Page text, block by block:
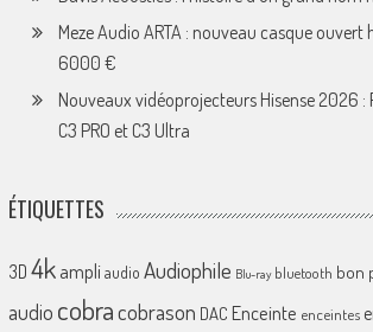
Meze Audio ARTA : nouveau casque
6000 €
Nouveaux vidéoprojecteurs Hisense 2026 :
C3 PRO et C3 Ultra
ÉTIQUETTES
3D 4k ampliaudio Audiophile Blu-ray bluetooth bon
audio cobracobrason DAC Enceinte enceintes